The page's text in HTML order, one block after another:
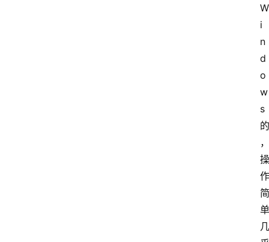
W
i
n
d
o
w
s
的
，
操
作
简
单
几